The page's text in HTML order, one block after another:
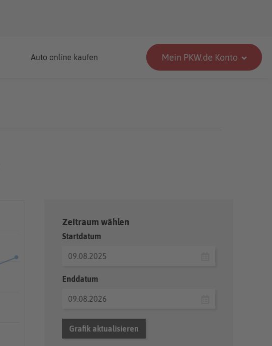
Auto online kaufen Mein PKW.de Konto
Zeitraum wählen
Startdatum
Enddatum
Grafik aktualisieren